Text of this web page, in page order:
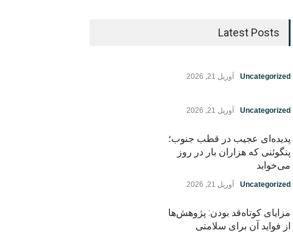
Latest Posts
Uncategorized آوریل 21, 2026
Uncategorized آوریل 21, 2026
پدیده‌ای عجیب در قطب جنوب؛
پنگوئنی که هزاران بار در روز
می‌خوابد
Uncategorized آوریل 21, 2026
مزایای کوتاه‌قد بودن: پژوهش‌ها
از فواید آن برای سلامتی